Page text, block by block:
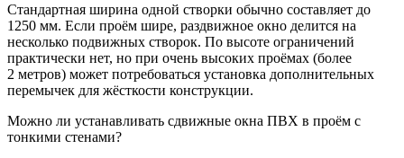
Стандартная ширина одной створки обычно составляет до
1250 мм. Если проём шире, раздвижное окно делится на
несколько подвижных створок. По высоте ограничений
практически нет, но при очень высоких проёмах (более
2 метров) может потребоваться установка дополнительных
перемычек для жёсткости конструкции.
Можно ли устанавливать сдвижные окна ПВХ в проём с
тонкими стенами?